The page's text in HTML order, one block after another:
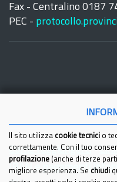
Fax - Centralino 0187
PEC -
Come raggiungerci
IBAN e pagamenti
Il sito utilizza cookie tecnici o
correttamente. Con il tuo
profilazione (anche di terze
migliore esperienza. Se chiudi